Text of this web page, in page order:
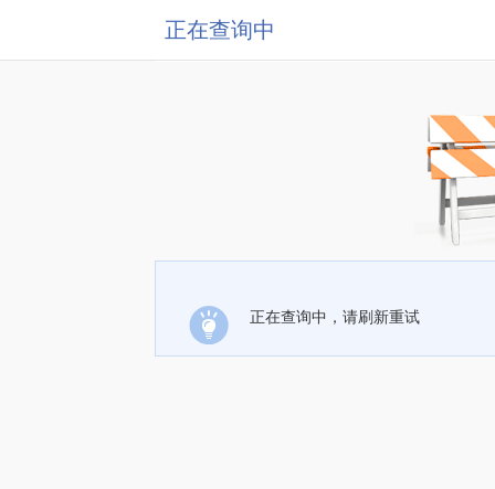
正在查询中
正在查询中，请刷新重试